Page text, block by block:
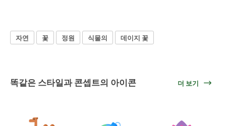
자연 꽃 정원 식물의 데이지 꽃
똑같은 스타일과 콘셉트의 아이콘 더 보기